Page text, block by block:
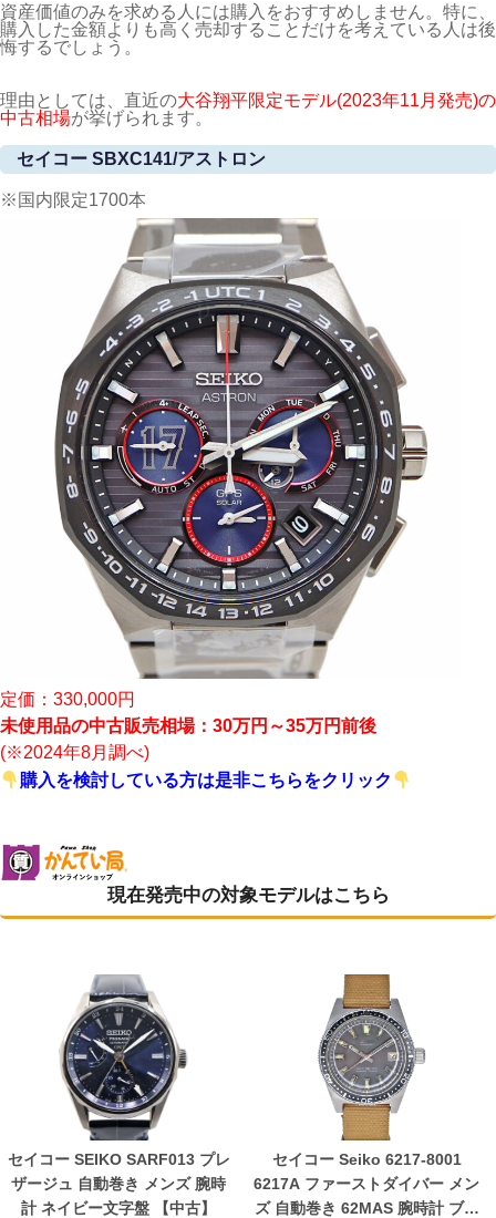
資産価値のみを求める人には購入をおすすめしません。特に、
購入した金額よりも高く売却することだけを考えている人は後
悔するでしょう。
理由としては、直近の大谷翔平限定モデル(2023年11月発売)の
中古相場が挙げられます。
セイコー SBXC141/アストロン
※国内限定1700本
定価：330,000円
未使用品の中古販売相場：30万円～35万円前後
(※2024年8月調べ)
購入を検討している方は是非こちらをクリック
現在発売中の対象モデルはこちら
セイコー SEIKO SARF013 プレ
ザージュ 自動巻き メンズ 腕時
計 ネイビー文字盤 【中古】
セイコー Seiko 6217-8001
6217A ファーストダイバー メン
ズ 自動巻き 62MAS 腕時計 ブラ